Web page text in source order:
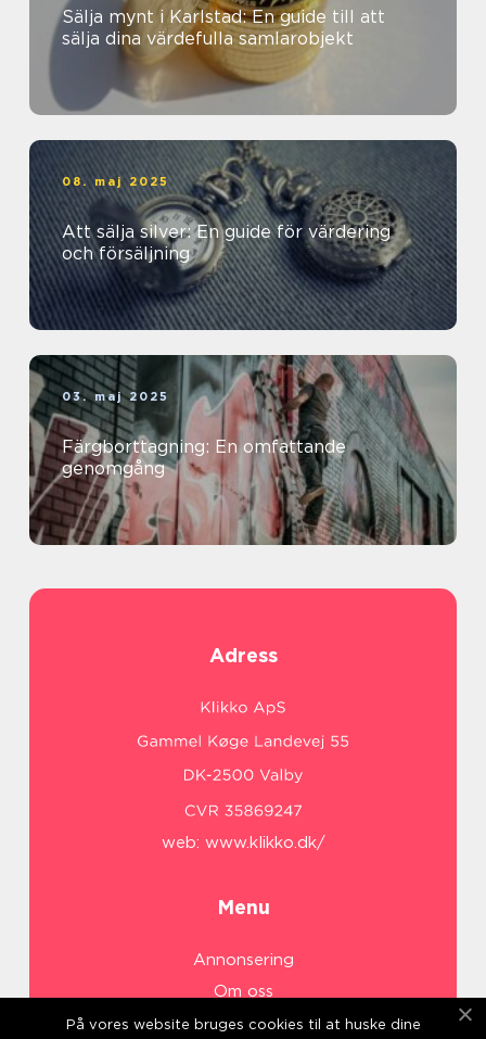
Sälja mynt i Karlstad: En guide till att
sälja dina värdefulla samlarobjekt
08. maj 2025
Att sälja silver: En guide för värdering
och försäljning
03. maj 2025
Färgborttagning: En omfattande
genomgång
Adress
web: www.klikko.dk/
Menu
Annonsering
Om oss
Cookies
På vores website bruges cookies til at huske dine